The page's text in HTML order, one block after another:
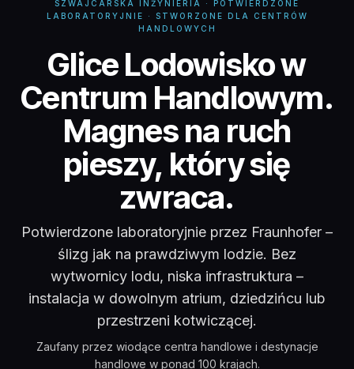
SZWAJCARSKA INŻYNIERIA · POTWIERDZONE
LABORATORYJNIE · STWORZONE DLA CENTRÓW
HANDLOWYCH
Lodowisko w
Glice Lodowisko w
Centrum Handlowym.
Magnes na ruch
pieszy, który się
zwraca.
Potwierdzone laboratoryjnie przez Fraunhofer –
ślizg jak na prawdziwym lodzie. Bez
wytwornicy lodu, niska infrastruktura –
instalacja w dowolnym atrium, dziedzińcu lub
przestrzeni kotwiczącej.
Zaufany przez wiodące centra handlowe i destynacje
handlowe w ponad 100 krajach.